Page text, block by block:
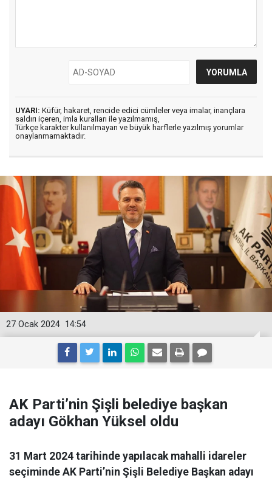
UYARI: Küfür, hakaret, rencide edici cümleler veya imalar, inançlara
saldırı içeren, imla kuralları ile yazılmamış,
Türkçe karakter kullanılmayan ve büyük harflerle yazılmış yorumlar
onaylanmamaktadır.
14:54
27 Ocak 2024
AK Parti’nin Şişli belediye başkan
adayı Gökhan Yüksel oldu
31 Mart 2024 tarihinde yapılacak mahalli idareler
seçiminde AK Parti’nin Şişli Belediye Başkan adayı